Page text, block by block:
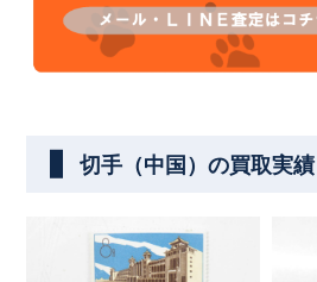
切手（中国）の買取実績